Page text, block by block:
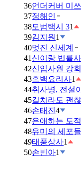
36언더커버 미
37정해인
38모범택시 31
39김지원 1
40멋진 신세계
41 신이랑 법률
42신입사원 강
43흑백요리사1
44취사병, 전설
45길치라도 괜
46손태진4
47은애하는 도
48유미의 세포
49태풍상사1
50손빈아1